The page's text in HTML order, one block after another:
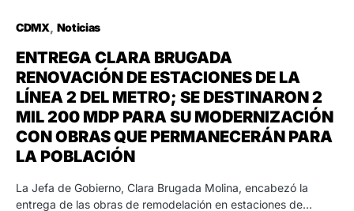
CDMX Noticias
ENTREGA CLARA BRUGADA
RENOVACIÓN DE ESTACIONES DE LA
LÍNEA 2 DEL METRO; SE DESTINARON 2
MIL 200 MDP PARA SU MODERNIZACIÓN
CON OBRAS QUE PERMANECERÁN PARA
LA POBLACIÓN
La Jefa de Gobierno, Clara Brugada Molina, encabezó la
entrega de las obras de remodelación en estaciones de…